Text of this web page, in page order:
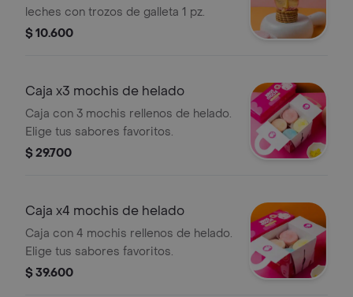
leches con trozos de galleta 1 pz.
$ 10.600
Caja x3 mochis de helado
Caja con 3 mochis rellenos de helado.
Elige tus sabores favoritos.
$ 29.700
Caja x4 mochis de helado
Caja con 4 mochis rellenos de helado.
Elige tus sabores favoritos.
$ 39.600